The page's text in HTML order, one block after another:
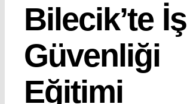
Bilecik’te İş
Güvenliği
Eğitimi